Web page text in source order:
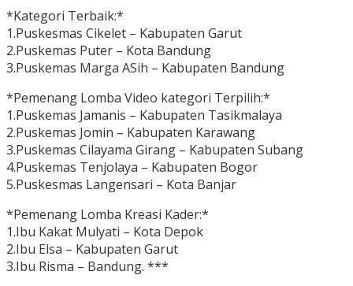
*Kategori Terbaik:*
1.Puskesmas Cikelet – Kabupaten Garut
2.Puskemas Puter – Kota Bandung
3.Puskemas Marga ASih – Kabupaten Bandung
*Pemenang Lomba Video kategori Terpilih:*
1.Puskemas Jamanis – Kabupaten Tasikmalaya
2.Puskemas Jomin – Kabupaten Karawang
3.Puskemas Cilayama Girang – Kabupaten Subang
4.Puskemas Tenjolaya – Kabupaten Bogor
5.Puskesmas Langensari – Kota Banjar
*Pemenang Lomba Kreasi Kader:*
1.Ibu Kakat Mulyati – Kota Depok
2.Ibu Elsa – Kabupaten Garut
3.Ibu Risma – Bandung. ***